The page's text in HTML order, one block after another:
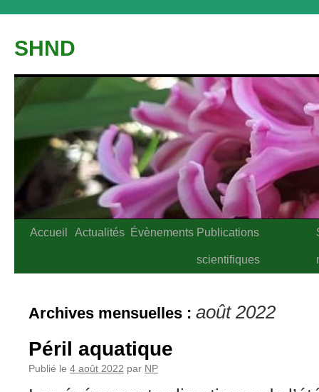
contenu
SHND
Accueil Actualités Évènements Publications
scientifiques
Archives mensuelles : août 2022
Péril aquatique
Publié le 4 août 2022 par NP